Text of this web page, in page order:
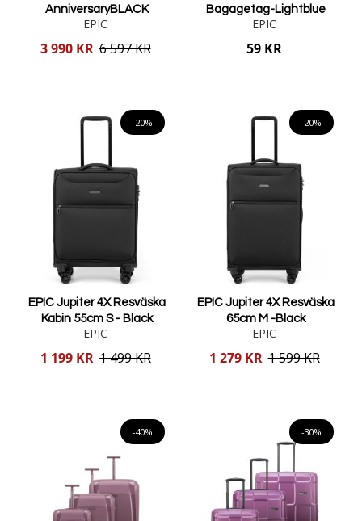
AnniversaryBLACK
EPIC
Reducerat
3 990 KR 6 597 KR
Bagagetag-Lightblue
EPIC
59 KR
-20%
EPIC Jupiter 4X Resväska
Kabin 55cm S - Black
EPIC
Reducerat
1 199 KR 1 499 KR
-20%
EPIC Jupiter 4X Resväska
65cm M -Black
EPIC
Reducerat
1 279 KR 1 599 KR
-40% -30%